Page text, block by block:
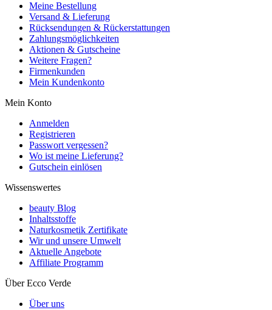
Meine Bestellung
Versand & Lieferung
Rücksendungen & Rückerstattungen
Zahlungsmöglichkeiten
Aktionen & Gutscheine
Weitere Fragen?
Firmenkunden
Mein Kundenkonto
Mein Konto
Anmelden
Registrieren
Passwort vergessen?
Wo ist meine Lieferung?
Gutschein einlösen
Wissenswertes
beauty Blog
Inhaltsstoffe
Naturkosmetik Zertifikate
Wir und unsere Umwelt
Aktuelle Angebote
Affiliate Programm
Über Ecco Verde
Über uns